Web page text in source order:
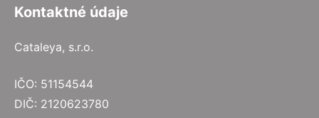
Kontaktné údaje
Cataleya, s.r.o.
IČO: 51154544
DIČ: 2120623780